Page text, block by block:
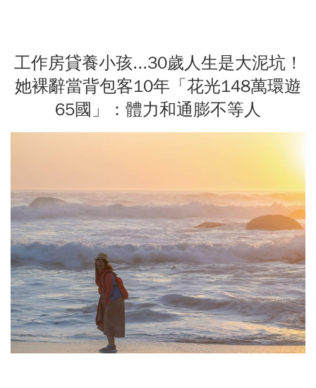
工作房貸養小孩...30歲人生是大泥坑！
她裸辭當背包客10年「花光148萬環遊
65國」：體力和通膨不等人